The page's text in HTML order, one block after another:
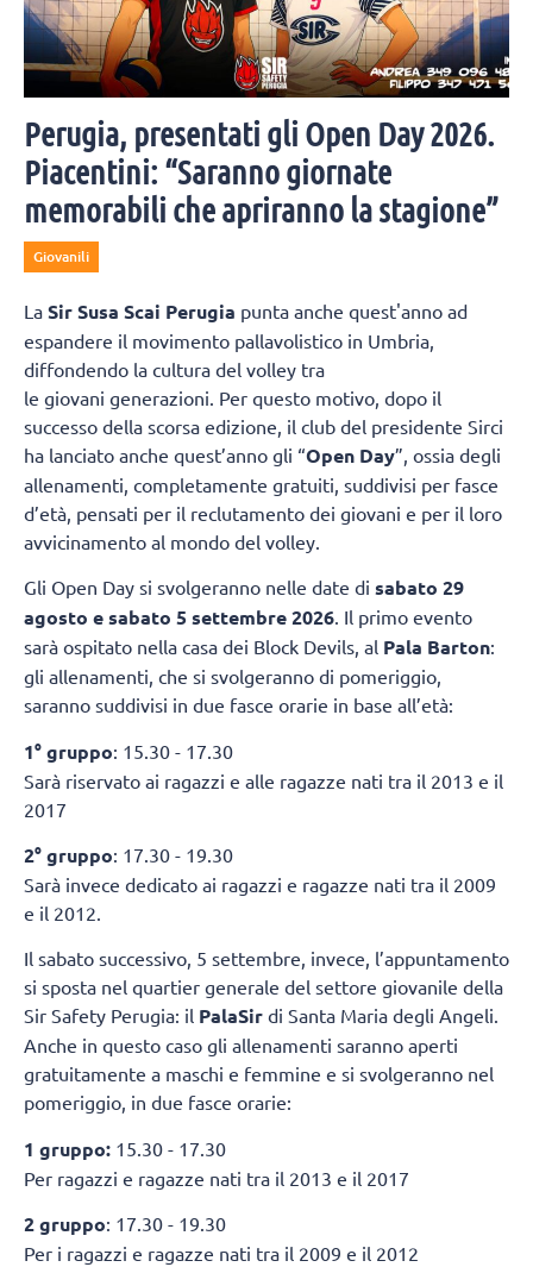
Perugia, presentati gli Open Day 2026.
Piacentini: “Saranno giornate
memorabili che apriranno la stagione”
Giovanili
La Sir Susa Scai Perugia punta anche quest'anno ad
espandere il movimento pallavolistico in Umbria,
diffondendo la cultura del volley tra
le giovani generazioni. Per questo motivo, dopo il
successo della scorsa edizione, il club del presidente Sirci
ha lanciato anche quest’anno gli “Open Day”, ossia degli
allenamenti, completamente gratuiti, suddivisi per fasce
d’età, pensati per il reclutamento dei giovani e per il loro
avvicinamento al mondo del volley.
Gli Open Day si svolgeranno nelle date di sabato 29
agosto e sabato 5 settembre 2026. Il primo evento
sarà ospitato nella casa dei Block Devils, al Pala Barton:
gli allenamenti, che si svolgeranno di pomeriggio,
saranno suddivisi in due fasce orarie in base all’età:
1° gruppo: 15.30 - 17.30
Sarà riservato ai ragazzi e alle ragazze nati tra il 2013 e il
2017
2° gruppo: 17.30 - 19.30
Sarà invece dedicato ai ragazzi e ragazze nati tra il 2009
e il 2012.
Il sabato successivo, 5 settembre, invece, l’appuntamento
si sposta nel quartier generale del settore giovanile della
Sir Safety Perugia: il PalaSir di Santa Maria degli Angeli.
Anche in questo caso gli allenamenti saranno aperti
gratuitamente a maschi e femmine e si svolgeranno nel
pomeriggio, in due fasce orarie:
1 gruppo: 15.30 - 17.30
Per ragazzi e ragazze nati tra il 2013 e il 2017
2 gruppo: 17.30 - 19.30
Per i ragazzi e ragazze nati tra il 2009 e il 2012